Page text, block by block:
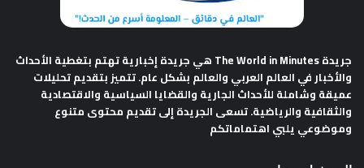
جريدة The World in Minutes
هي جريدة إخبارية تهتم بتغطية الأحداث
والأخبار في العالم العربي والعالم بشكل عام. تتميز بتقديم تحليلات
عميقة وشاملة للأحداث الجارية والقضايا السياسية والاقتصادية
والثقافية والرياضية. تسعى الجريدة إلى تقديم محتوى متنوع
وموضوعي يلبي اهتماماتكم